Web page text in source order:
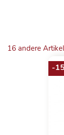
16 andere
-